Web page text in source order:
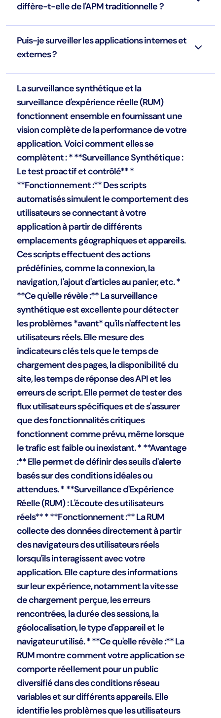
diffère-t-elle de l'APM traditionnelle ?
Puis-je surveiller les applications internes et
externes ?
La surveillance synthétique et la
surveillance d'expérience réelle (RUM)
fonctionnent ensemble en fournissant une
vision complète de la performance de votre
application. Voici comment elles se
complètent : * **Surveillance Synthétique :
Le test proactif et contrôlé** *
**Fonctionnement :** Des scripts
automatisés simulent le comportement des
utilisateurs se connectant à votre
application à partir de différents
emplacements géographiques et appareils.
Ces scripts effectuent des actions
prédéfinies, comme la connexion, la
navigation, l'ajout d'articles au panier, etc. *
**Ce qu'elle révèle :** La surveillance
synthétique est excellente pour détecter
les problèmes *avant* qu'ils n'affectent les
utilisateurs réels. Elle mesure des
indicateurs clés tels que le temps de
chargement des pages, la disponibilité du
site, les temps de réponse des API et les
erreurs de script. Elle permet de tester des
flux utilisateurs spécifiques et de s'assurer
que des fonctionnalités critiques
fonctionnent comme prévu, même lorsque
le trafic est faible ou inexistant. * **Avantage
:** Elle permet de définir des seuils d'alerte
basés sur des conditions idéales ou
attendues. * **Surveillance d'Expérience
Réelle (RUM) : L'écoute des utilisateurs
réels** * **Fonctionnement :** La RUM
collecte des données directement à partir
des navigateurs des utilisateurs réels
lorsqu'ils interagissent avec votre
application. Elle capture des informations
sur leur expérience, notamment la vitesse
de chargement perçue, les erreurs
rencontrées, la durée des sessions, la
géolocalisation, le type d'appareil et le
navigateur utilisé. * **Ce qu'elle révèle :** La
RUM montre comment votre application se
comporte réellement pour un public
diversifié dans des conditions réseau
variables et sur différents appareils. Elle
identifie les problèmes que les utilisateurs